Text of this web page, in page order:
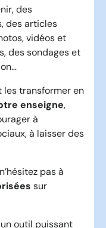
des
des articles
vidéos et
des sondages et
les transformer en
enseigne,
à
à laisser des
pas à
sur
outil puissant